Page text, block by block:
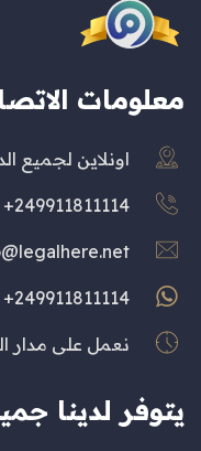
معلومات
اونلاين لجميع
249911811114+
249911811114+
نعمل على مدار
يتوفر لدينا